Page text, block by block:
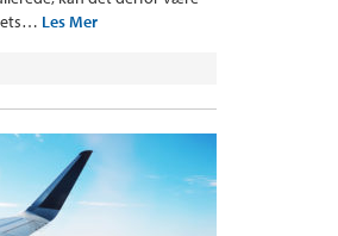
Les Mer